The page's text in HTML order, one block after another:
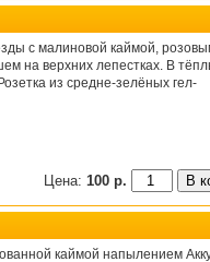
с малиновой каймой,
на верхних лепестках. В
из средне-зелёных гел-
Цена: 100 р.
каймой напылением